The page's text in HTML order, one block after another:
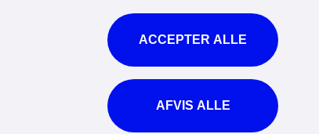
Tilgængelighedserklæring
Brug af kunstig intelligens
For ansatte
ACCEPTER ALLE
AFVIS ALLE